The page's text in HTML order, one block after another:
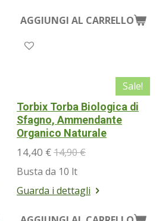
AGGIUNGI AL CARRELLO
Sale!
Torbix Torba Biologica di
Sfagno, Ammendante
Organico Naturale
14,40 €14,90 €
Busta da 10 lt
Guarda i dettagli